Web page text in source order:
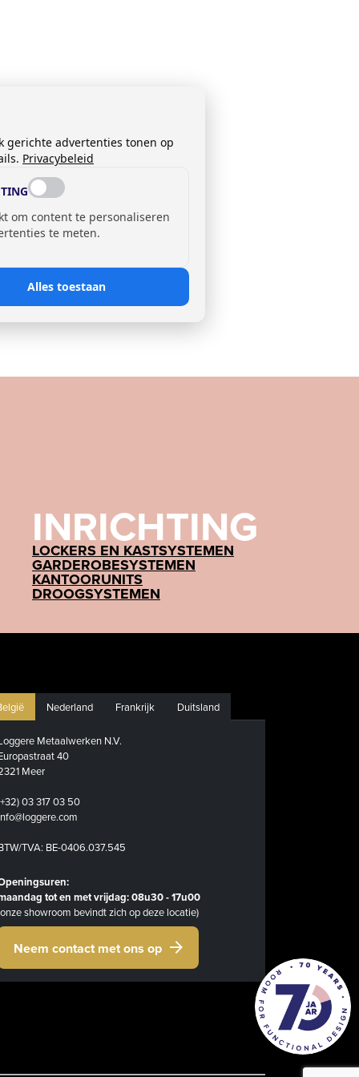
INRICHTING
LOCKERS EN KASTSYSTEMEN
GARDEROBESYSTEMEN
KANTOORUNITS
DROOGSYSTEMEN
Nederland Frankrijk Duitsland
Metaalwerken N.V.
40
Meer
03 317 03 50
TVA: BE-0406.037.545
tot en met vrijdag: 08u30 - 17u00
showroom bevindt zich op deze locatie)
Neem contact met ons op
gerichte advertenties tonen op
Privacybeleid
om content te personaliseren
te meten.
Alles toestaan